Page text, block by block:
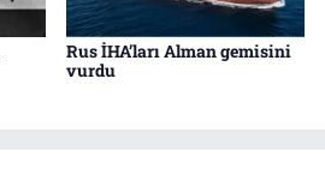
Rus İHA’ları Alman gemisini
vurdu